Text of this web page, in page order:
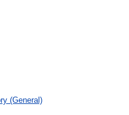
(General)